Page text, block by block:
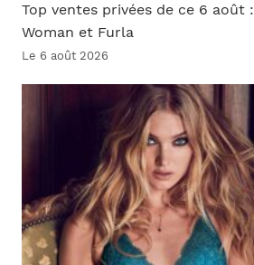
Top ventes privées de ce 6 août
Woman et Furla
Le 6 août 2026